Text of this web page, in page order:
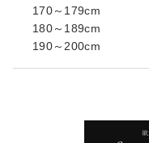
170～179cm
180～189cm
190～200cm